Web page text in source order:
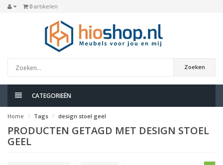
0 artikelen
Zoeken
CATEGORIEËN
Home Tags design stoel geel
PRODUCTEN GETAGD MET DESIGN STOEL
GEEL